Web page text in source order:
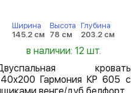
Ширина
145.2 см
Высота
78 см
Глубина
203.2 см
в наличии: 12 шт.
кровать
Гармония КР 605 с
венге/дуб белфорт